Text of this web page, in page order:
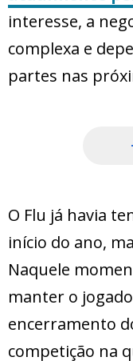
interesse, a
complexa e
partes nas
O Flu já havia
início do ano,
Naquele
manter o
encerramento
competição na